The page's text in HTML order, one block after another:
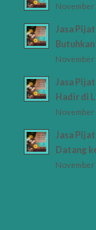
November
Jasa
Butuhkan
November
Jasa
Hadir di
November
Jasa
Datang
November